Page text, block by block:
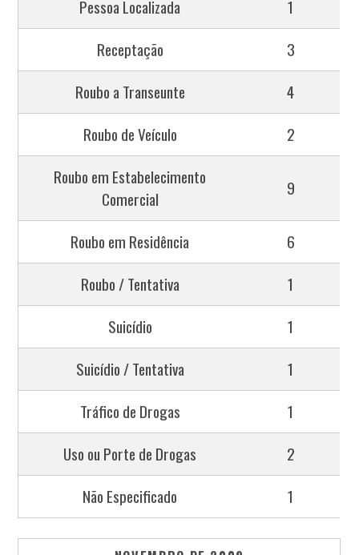
Pessoa Localizada
1
Receptação
3
Roubo a Transeunte
4
Roubo de Veículo
2
Roubo em Estabelecimento
Comercial
9
Roubo em Residência
6
Roubo / Tentativa
1
Suicídio
1
Suicídio / Tentativa
1
Tráfico de Drogas
1
Uso ou Porte de Drogas
2
Não Especificado
1